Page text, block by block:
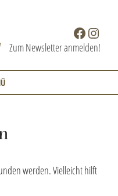
Facebook
Zum Newsletter anmelden!
werden. Vielleicht hilft